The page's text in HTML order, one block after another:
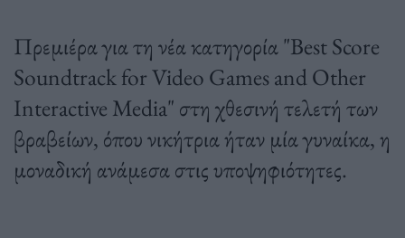
Πρεμιέρα για τη νέα κατηγορία "Best Score
Soundtrack for Video Games and Other
Interactive Media" στη χθεσινή τελετή των
βραβείων, όπου νικήτρια ήταν μία γυναίκα, η
μοναδική ανάμεσα στις υποψηφιότητες.